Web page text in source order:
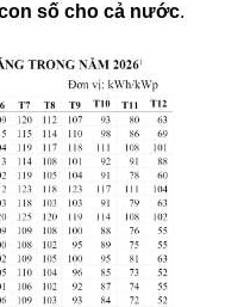
số cho cả nước.